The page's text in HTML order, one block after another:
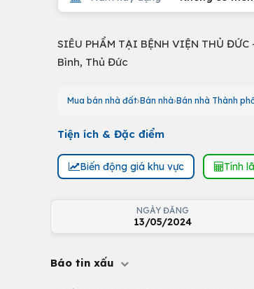
SIÊU PHẨM TẠI BỆNH VIỆN THỦ
Bình, Thủ Đức
Mua bán nhà đất Bán nhà Bán nhà Thành
Tiện ích & Đặc điểm
Biến động giá khu vực Tính
NGÀY ĐĂNG
13/05/2024
Báo tin xấu